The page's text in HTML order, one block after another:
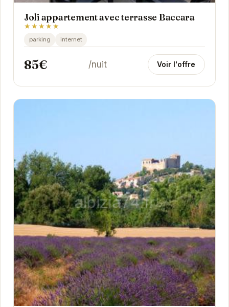
Joli appartement avec terrasse Baccara
★★★★★
parking internet
85€ /nuit Voir l'offre